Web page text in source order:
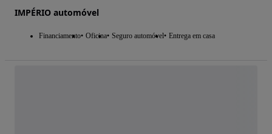
IMPÉRIO automóvel
Financiamento Oficina Seguro automóvel Entrega em casa